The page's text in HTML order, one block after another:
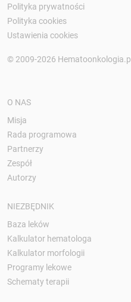
Polityka prywatności
Polityka cookies
Ustawienia cookies
© 2009-2026 Hematoonkologia.pl
O NAS
Misja
Rada programowa
Partnerzy
Zespół
Autorzy
NIEZBĘDNIK
Baza leków
Kalkulator hematologa
Kalkulator morfologii
Programy lekowe
Schematy terapii